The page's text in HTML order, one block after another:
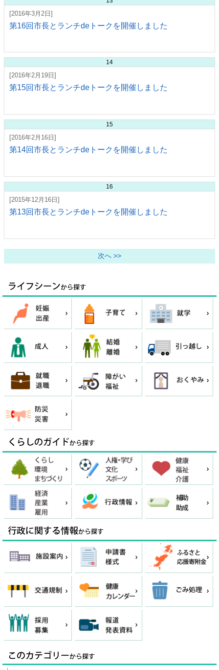
[2016年3月2日]
第16回市長とランチdeトークを開催しました
14
[2016年2月19日]
第15回市長とランチdeトークを開催しました
15
[2016年2月16日]
第14回市長とランチdeトークを開催しました
16
[2015年12月16日]
第13回市長とランチdeトークを開催しました
次へ >>